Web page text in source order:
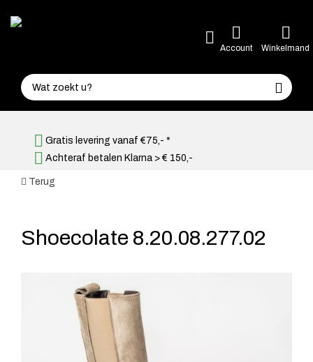
Account Winkelmand
Gratis levering vanaf €75,- *
Achteraf betalen Klarna > € 150,-
Terug
Shoecolate 8.20.08.277.02